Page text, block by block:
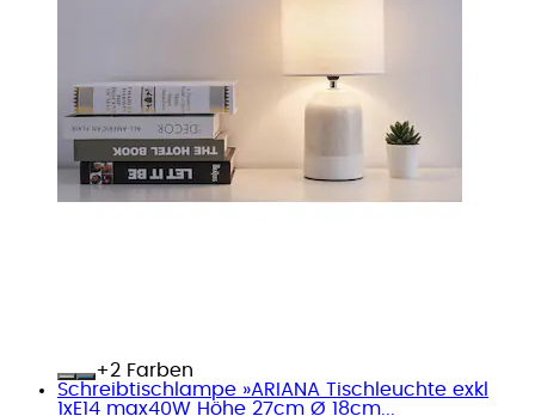
+
Farben
Schreibtischlampe »ARIANA Tischleuchte exkl
1xE14 max40W Höhe 27cm Ø 18cm...